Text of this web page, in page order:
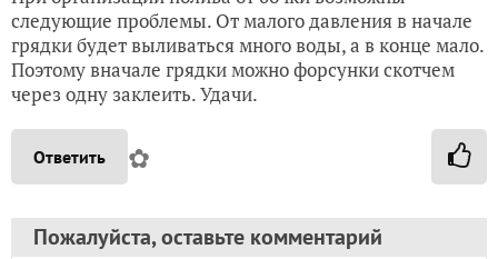
следующие проблемы. От малого давления в начале
грядки будет выливаться много воды, а в конце мало.
Поэтому вначале грядки можно форсунки скотчем
через одну заклеить. Удачи.
Ответить ✿
Пожалуйста, оставьте комментарий